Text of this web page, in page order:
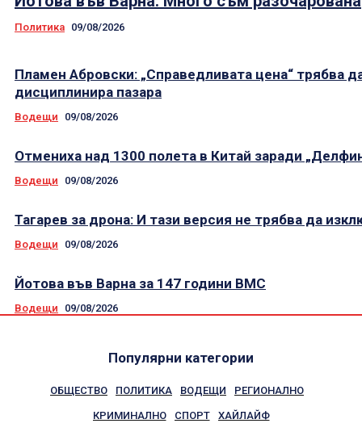
Политика 09/08/2026
Пламен Абровски: „Справедливата цена“ трябва
дисциплинира пазара
Водещи 09/08/2026
Отмениха над 1300 полета в Китай заради
Водещи 09/08/2026
Тагарев за дрона: И тази версия не трябва да
Водещи 09/08/2026
Йотова във Варна за 147 години ВМС
Водещи 09/08/2026
Популярни категории
ОБЩЕСТВО ПОЛИТИКА ВОДЕЩИ РЕГИОНАЛНО
КРИМИНАЛНО СПОРТ ХАЙЛАЙФ